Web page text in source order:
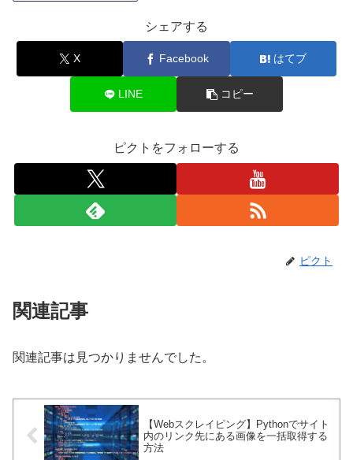
シェアする
X Facebook はてブ
LINE コピー
ピクトをフォローする
ピクト
関連記事
関連記事は見つかりませんでした。
【Webスクレイピング】Pythonでサイト
内のリンク先にある画像を一括取得する
方法